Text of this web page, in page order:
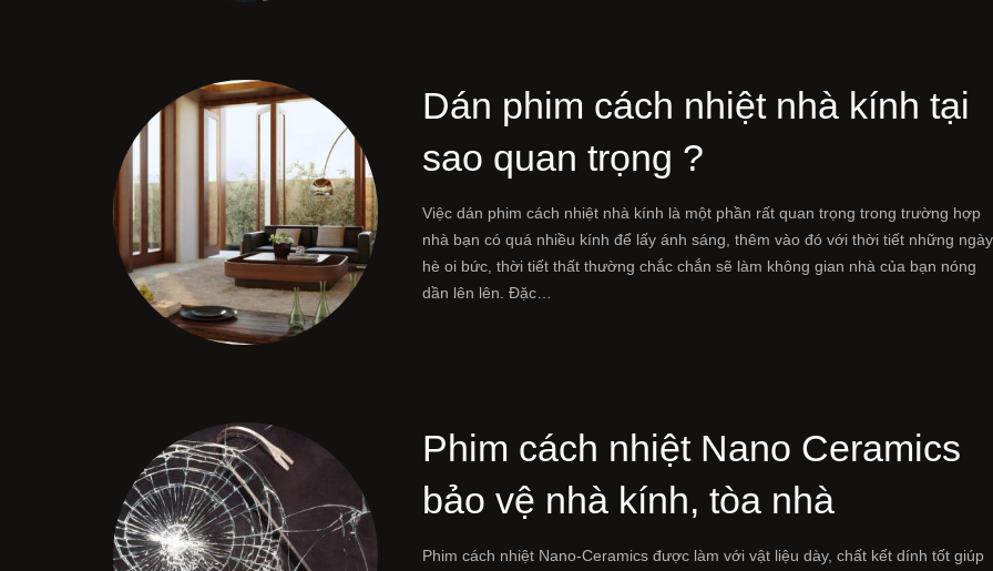
Dán phim cách nhiệt nhà kính tại
sao quan trọng ?
Việc dán phim cách nhiệt nhà kính là một phần rất quan trọng trong trường hợp
nhà bạn có quá nhiều kính để lấy ánh sáng, thêm vào đó với thời tiết những ngày
hè oi bức, thời tiết thất thường chắc chắn sẽ làm không gian nhà của bạn nóng
dần lên lên. Đặc…
Phim cách nhiệt Nano Ceramics
bảo vệ nhà kính, tòa nhà
Phim cách nhiệt Nano-Ceramics được làm với vật liệu dày, chất kết dính tốt giúp